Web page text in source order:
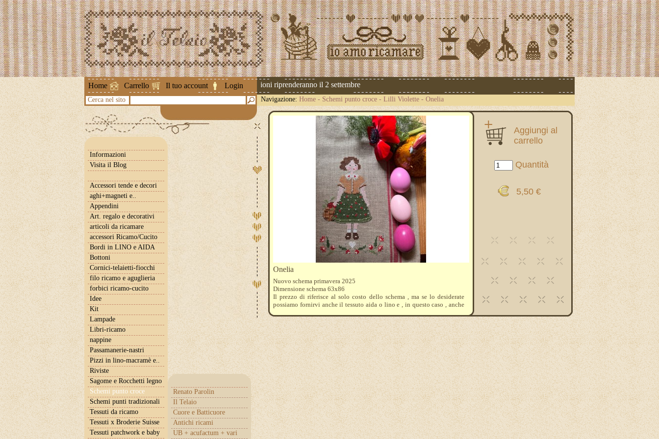
Home Carrello Il tuo account Login
Attenzione ! Le spedizioni riprenderanno il 2 settembre
Cerca nel sito Navigazione: Home - Schemi punto croce - Lilli Violette - Onelia
Informazioni
Visita il Blog
Accessori tende e decori
aghi+magneti e..
Appendini
Art. regalo e decorativi
articoli da ricamare
accessori Ricamo/Cucito
Bordi in LINO e AIDA
Bottoni
Cornici-telaietti-fiocchi
filo ricamo e aguglieria
forbici ricamo-cucito
Idee
Kit
Lampade
Libri-ricamo
nappine
Passamanerie-nastri
Pizzi in lino-macramè e..
Riviste
Sagome e Rocchetti legno
Schemi punto croce
Renato Parolin
Il Telaio
Cuore e Batticuore
Antichi ricami
UB + acufactum + vari
Schemi punti tradizionali
Tessuti da ricamo
Tessuti x Broderie Suisse
Tessuti patchwork e baby
Aggiungi al
carrello
Quantità
5,50 €
Onelia
Nuovo schema primavera 2025
Dimensione schema 63x86
Il prezzo di riferisce al solo costo dello schema , ma se lo desiderate
possiamo fornirvi anche il tessuto aida o lino e , in questo caso , anche
mouline DMC : 963-3716-434-931-817-351-3347-3345-898-310-436